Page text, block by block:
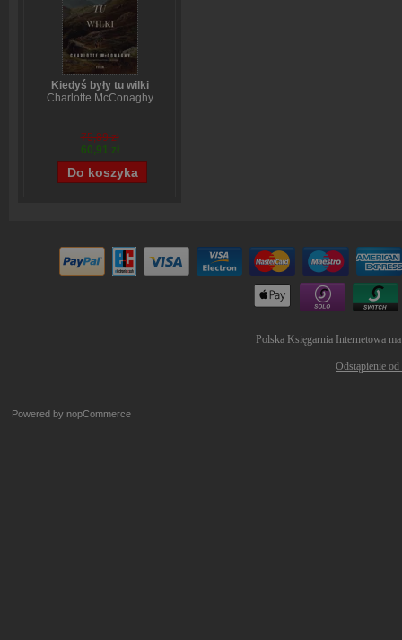
Kiedyś były tu wilki
Charlotte McConaghy
75,89 zł
60,91 zł
Polska Księgarnia Internetowa
Odstąpienie
Powered by nopCommerce